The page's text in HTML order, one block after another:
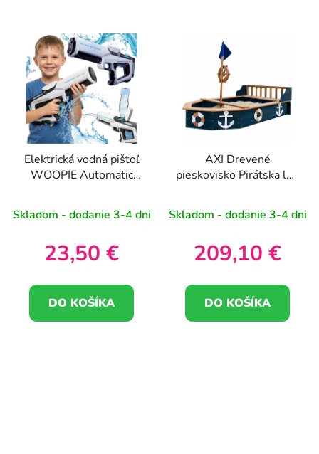
Elektrická vodná pištoľ
WOOPIE Automatic
Skladom - dodanie 3-4 dni
23,50 €
DO KOŠÍKA
AXI Drevené
pieskovisko Pirátska loď
priestorom + kryt 153
cm
Skladom - dodanie 3-4 dni
209,10 €
DO KOŠÍKA